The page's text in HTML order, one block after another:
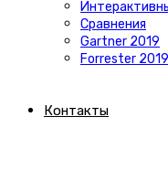
Сравнения
Gartner 2019
Forrester 2019
Контакты